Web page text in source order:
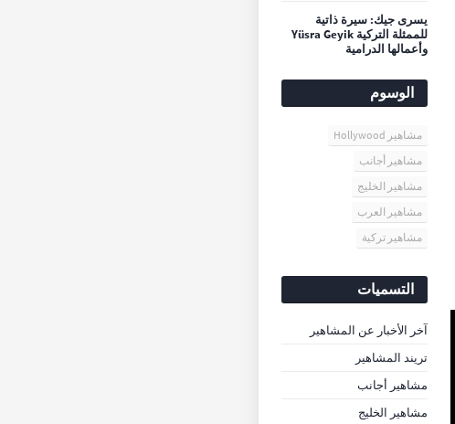
يسرى جيك: سيرة ذاتية
للممثلة التركية Yüsra Geyik
وأعمالها الدرامية
الوسوم
مشاهير Hollywood
مشاهير أجانب
مشاهير الخليج
مشاهير العرب
مشاهير تركية
التسميات
آخر الأخبار عن المشاهير
تريند المشاهير
مشاهير أجانب
مشاهير الخليج